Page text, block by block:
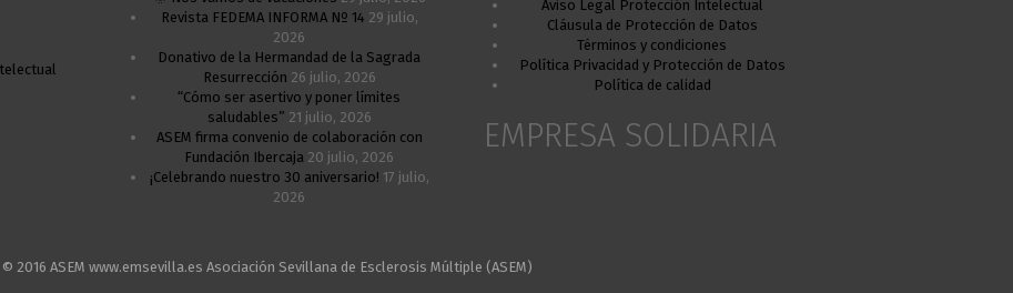
Revista FEDEMA INFORMA Nº 14 29 julio,
2026
Donativo de la Hermandad de la Sagrada
Resurrección 26 julio, 2026
“Cómo ser asertivo y poner límites
saludables” 21 julio, 2026
ASEM firma convenio de colaboración con
Fundación Ibercaja 20 julio, 2026
¡Celebrando nuestro 30 aniversario! 17 julio,
2026
Aviso Legal Protección Intelectual
Cláusula de Protección de Datos
Términos y condiciones
Política Privacidad y Protección de Datos
Política de calidad
EMPRESA SOLIDARIA
© 2016 ASEM www.emsevilla.es Asociación Sevillana de Esclerosis Múltiple (ASEM)